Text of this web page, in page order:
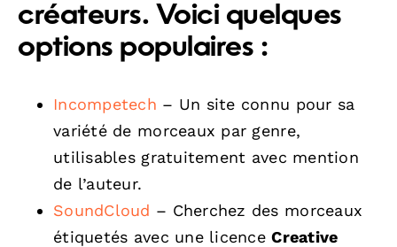
créateurs. Voici quelques
options populaires :
Incompetech – Un site connu pour sa
variété de morceaux par genre,
utilisables gratuitement avec mention
de l’auteur.
SoundCloud – Cherchez des morceaux
étiquetés avec une licenceCreative